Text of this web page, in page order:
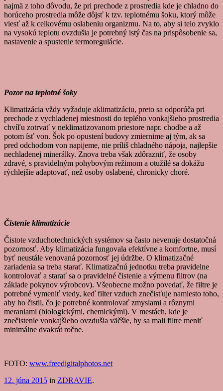
najmä z toho dôvodu, že pri prechode z prostredia kde je chladno do
horúceho prostredia môže dôjsť k tzv. teplotnému šoku, ktorý môže
viesť až k celkovému oslabeniu organizmu. Na to, aby si telo zvyklo
na vysokú teplotu ovzdušia je potrebný istý čas na prispôsobenie sa,
nastavenie a spustenie termoregulácie.
Pozor na teplotné šoky
Klimatizácia vždy vyžaduje aklimatizáciu, preto sa odporúča pri
prechode z vychladenej miestnosti do teplého vonkajšieho prostredia
chvíľu zotrvať v neklimatizovanom priestore napr. chodbe a až
potom ísť von. Šok po opustení budovy zmiernime aj tým, ak sa
pred odchodom von napijeme, nie príliš chladného nápoja, najlepšie
nechladenej minerálky. Znova treba však zdôrazniť, že osoby
zdravé, s pravidelným pohybovým režimom a otužilé sa dokážu
rýchlejšie adaptovať, než osoby oslabené, chronicky choré.
Čistenie klimatizácie
Čistote vzduchotechnických systémov sa často nevenuje dostatočná
pozornosť. Aby klimatizácia fungovala efektívne a komfortne, musí
byť neustále venovaná pozornosť jej údržbe. O klimatizačné
zariadenia sa treba starať. Klimatizačnú jednotku treba pravidelne
kontrolovať a starať sa o pravidelné čistenie a výmenu filtrov (na
základe pokynov výrobcov). Všeobecne možno povedať, že filtre je
potrebné vymeniť vtedy, keď filter vzduch znečisťuje namiesto toho,
aby ho čistil, čo je potrebné kontrolovať zmyslami a rôznymi
meraniami (biologickými, chemickými). V mestách, kde je
znečistenie vonkajšieho ovzdušia väčšie, by sa mali filtre meniť
minimálne dvakrát ročne.
FOTO: www.freedigitalphotos.net
12. júna 2015 in ZDRAVIE.